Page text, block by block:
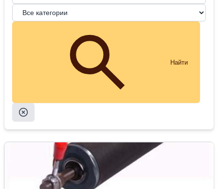
Найти